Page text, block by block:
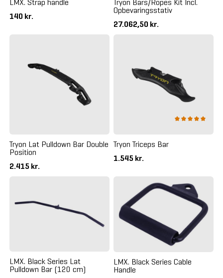
LMX. Strap handle
140 kr.
Tryon Bars/Ropes Kit Incl.
Opbevaringsstativ
27.062,50 kr.
Tryon Lat Pulldown Bar Double
Position
2.415 kr.
Tryon Triceps Bar
1.545 kr.
LMX. Black Series Lat
Pulldown Bar (120 cm)
LMX. Black Series Cable
Handle